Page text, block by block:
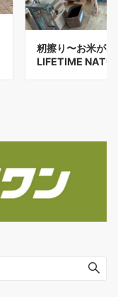
籾擦り〜お米が
LIFETIME